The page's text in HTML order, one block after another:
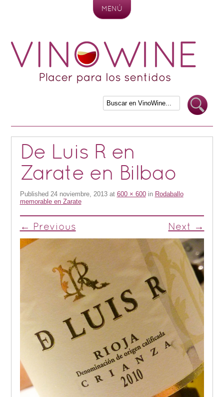
MENÚ
De Luis R en
Zarate en Bilbao
Published 24 noviembre, 2013at 600 × 600in Rodaballo
memorable en Zarate
← Previous Next →